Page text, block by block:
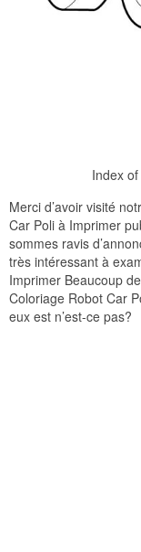
Index
Merci d’avoir visité
Car Poli à Imprimer
sommes ravis
très intéressant à
Imprimer Beaucoup
Coloriage Robot Car
eux est n’est-ce pas?